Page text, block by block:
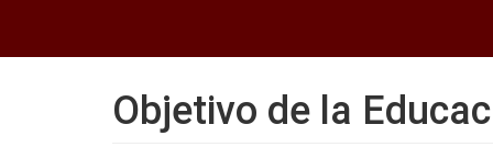
Objetivo de la